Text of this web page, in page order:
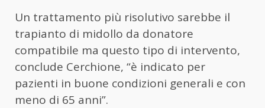
Un trattamento più risolutivo sarebbe il
trapianto di midollo da donatore
compatibile ma questo tipo di intervento,
conclude Cerchione, “è indicato per
pazienti in buone condizioni generali e con
meno di 65 anni”.